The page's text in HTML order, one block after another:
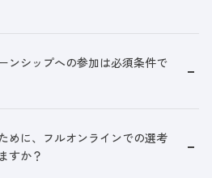
ンシップへの参加は必須条件で
めに、フルオンラインでの選考
すか？